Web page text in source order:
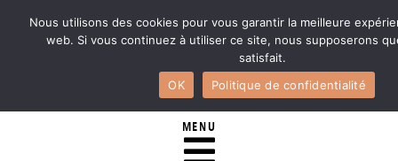
MENU
Nous utilisons des cookies pour vous garantir la meilleure
web. Si vous continuez à utiliser ce site, nous supposerons
satisfait.
OK
Politique de confidentialité